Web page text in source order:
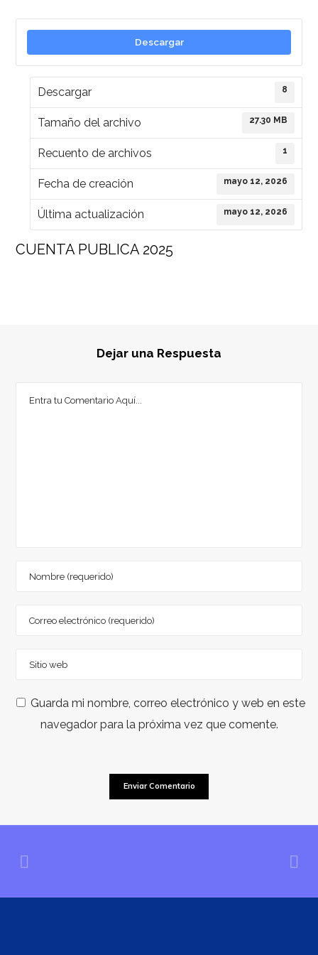
Descargar
Descargar 8
Tamaño del archivo 27.30 MB
Recuento de archivos 1
Fecha de creación mayo 12, 2026
Última actualización mayo 12, 2026
CUENTA PUBLICA 2025
Dejar una Respuesta
Guarda mi nombre, correo electrónico y web en este
navegador para la próxima vez que comente.